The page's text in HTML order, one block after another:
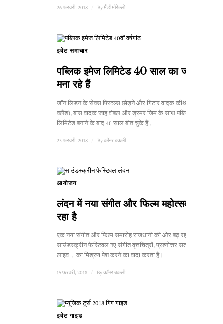
26 फ़रवरी, 2018 Byमैंडी मोरेल्लो
इवेंट समाचार
पब्लिक इमेज लिमिटेड 40 साल का जश्न
मना रहे हैं
जॉन लिडन के सेक्स पिस्टल्स छोड़ने और गिटार वादक कीथ लेवेन (द
क्लैश), बास वादक जाह वोबल और ड्रमर जिम के साथ पब्लिक इमेज
लिमिटेड बनाने के बाद 40 साल बीत चुके हैं...
23 फ़रवरी, 2018 Byकॉनर बकली
आयोजन
लंदन में नया संगीत और फिल्म महोत्सव आ
रहा है
एक नया संगीत और फिल्म समारोह राजधानी की ओर बढ़ रहा है।
साउंडस्क्रीन फेस्टिवल नए संगीत वृत्तचित्रों, प्रश्नोत्तर सत्रों और
लाइव ... का मिश्रण पेश करने का वादा करता है।
15 फ़रवरी, 2018 Byकॉनर बकली
इवेंट गाइड